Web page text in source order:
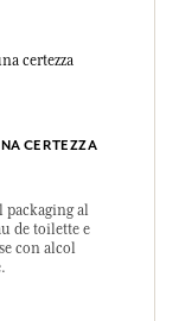
CERTEZZA
packaging al
de toilette e
con alcol